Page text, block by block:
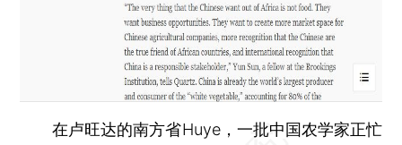
在卢旺达的南方省Huye，一批中国农学家正忙